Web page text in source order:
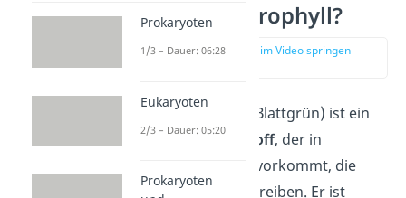
Was ist Chlorophyll?
zur Stelle im Video springen
Chlorophyll (auch Blattgrün) ist ein
natürlicherFarbstoff, der in
allen Organismen vorkommt, die
Photosynthese betreiben. Er ist
Prokaryoten
1/3 – Dauer: 06:28
Eukaryoten
2/3 – Dauer: 05:20
Prokaryoten